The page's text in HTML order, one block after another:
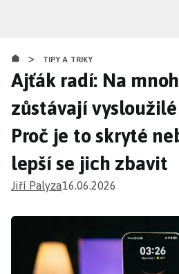
obsahu
> TIPY A TRIKY
Ajťák radí: Na
zůstávají
Proč je to skryté
lepší se jich zbavit
Jiří Palyza16.06.2026